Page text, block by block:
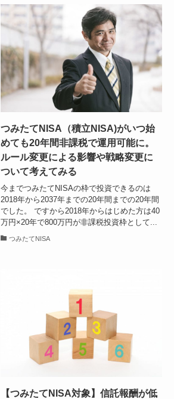
つみたてNISA（積立NISA)がいつ始
めても20年間非課税で運用可能に。
ルール変更による影響や戦略変更に
ついて考えてみる
今までつみたてNISAの枠で投資できるのは
2018年から2037年までの20年間までの20年間
でした。 ですから2018年からはじめた方は40
万円×20年で800万円が非課税投資枠として...
つみたてNISA
【つみたてNISA対象】信託報酬が低